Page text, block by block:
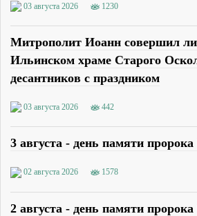
03 августа 2026 1230
Митрополит Иоанн совершил
Ильинском храме Старого
десантников с праздником
03 августа 2026 442
3 августа - день памяти
02 августа 2026 1578
2 августа - день памяти